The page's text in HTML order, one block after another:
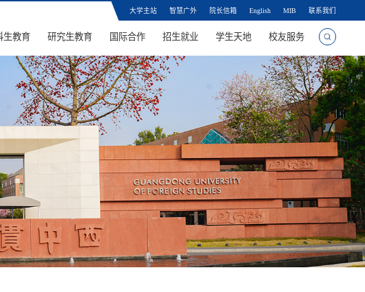
大学主站 智慧广外 院长信箱 English MIB 联系我们
生教育 研究生教育 国际合作 招生就业 学生天地 校友服务